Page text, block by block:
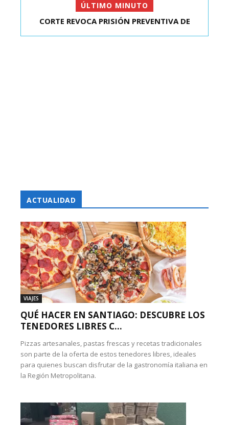
ÚLTIMO MINUTO
CASO FIDEL ESPINOZA: SENADO PIDE “EVITAR
CORTE REVOCA PRISIÓN PREVENTIVA DE
ACTUALIDAD
VIAJES
QUÉ HACER EN SANTIAGO: DESCUBRE LOS
TENEDORES LIBRES C...
Pizzas artesanales, pastas frescas y recetas tradicionales
son parte de la oferta de estos tenedores libres, ideales
para quienes buscan disfrutar de la gastronomía italiana en
la Región Metropolitana.